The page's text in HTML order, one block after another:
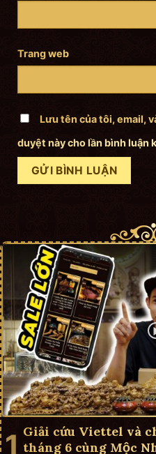
Trang web
Lưu tên của tôi, email,
duyệt này cho lần bình luận
Giải cứu Viettel và
tháng 6 cùng Mộc